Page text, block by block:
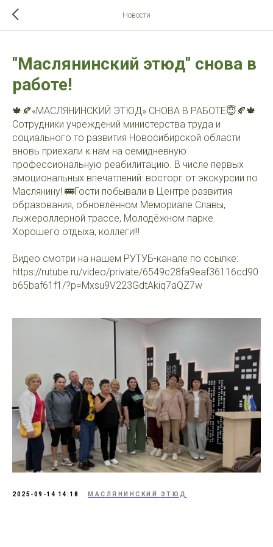
Новости
"Маслянинский этюд" снова в
работе!
🍁🍂«МАСЛЯНИНСКИЙ ЭТЮД» СНОВА В РАБОТЕ😇🍂🍁
Сотрудники учреждений министерства труда и
социального то развития Новосибирской области
вновь приехали к нам на семидневную
профессиональную реабилитацию. В числе первых
эмоциональных впечатлений: восторг от экскурсии по
Маслянину! 🚌Гости побывали в Центре развития
образования, обновлённом Мемориале Славы,
лыжероллерной трассе, Молодёжном парке.
Хорошего отдыха, коллеги!!!
Видео смотри на нашем РУТУБ-канале по ссылке:
https://rutube.ru/video/private/6549c28fa9eaf36116cd90
b65baf61f1/?p=Mxsu9V223GdtAkiq7aQZ7w
2025-09-14 14:18 МАСЛЯНИНСКИЙ ЭТЮД